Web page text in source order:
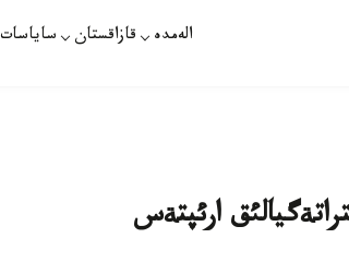
الەمدە قازاقستان ساياسات
ارئپتةس